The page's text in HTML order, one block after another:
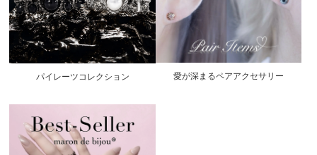
パイレーツコレクション 愛が深まるペアアクセサリー